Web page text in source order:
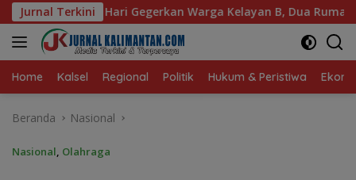
Langsung
ke
konten
Jurnal Terkini
Kelayan B, Dua Rumah dan Bedakan Terbakar
Home Kalsel Regional Politik Hukum & Peristiwa
Beranda Nasional
Nasional, Olahraga